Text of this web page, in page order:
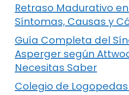
Retraso Madurativo
Síntomas, Causas y
Guía Completa del
Asperger según
Necesitas Saber
Colegio de